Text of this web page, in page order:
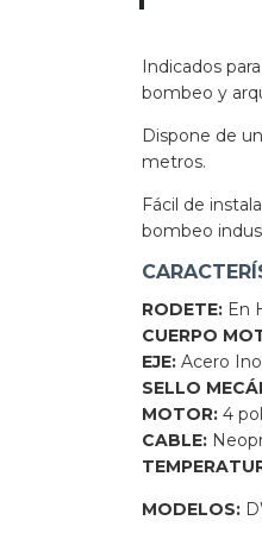
Indicados
bombeo y
Dispone de
metros.
Fácil de
bombeo
RODETE: En
CUERPO
EJE: Acero
SELLO
MOTOR: 4
CABLE:
MODELOS: